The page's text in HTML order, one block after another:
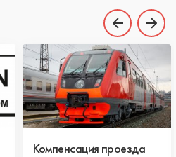
Компенсация проезда